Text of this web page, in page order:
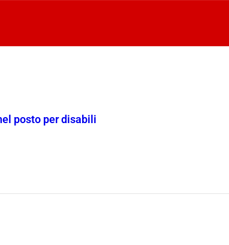
posto per disabili